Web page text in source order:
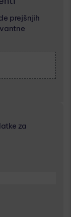
prejšnjih
za